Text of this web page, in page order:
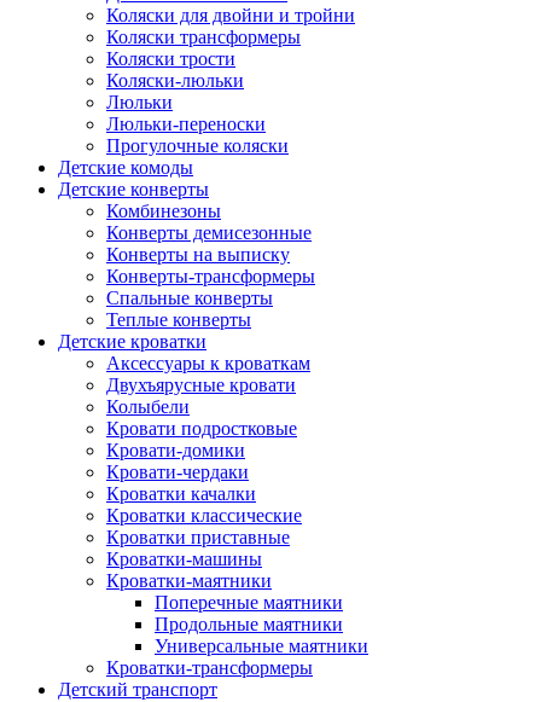
Коляски для двойни и тройни
Коляски трансформеры
Коляски трости
Коляски-люльки
Люльки
Люльки-переноски
Прогулочные коляски
Детские комоды
Детские конверты
Комбинезоны
Конверты демисезонные
Конверты на выписку
Конверты-трансформеры
Спальные конверты
Теплые конверты
Детские кроватки
Аксессуары к кроваткам
Двухъярусные кровати
Колыбели
Кровати подростковые
Кровати-домики
Кровати-чердаки
Кроватки качалки
Кроватки классические
Кроватки приставные
Кроватки-машины
Кроватки-маятники
Поперечные маятники
Продольные маятники
Универсальные маятники
Кроватки-трансформеры
Детский транспорт